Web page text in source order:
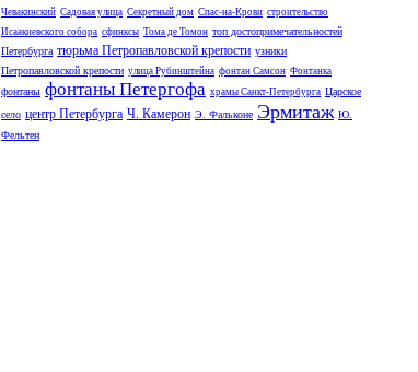
Чевакинский Садовая улица Секретный дом Спас-на-Крови строительство
Исаакиевского собора сфинксы Тома де Томон топ достопримечательностей
Петербурга тюрьма Петропавловской крепости узники
Петропавловской крепости улица Рубинштейна фонтан Самсон Фонтанка
фонтаны фонтаны Петергофа храмы Санкт-Петербурга Царское
село центр Петербурга Ч. Камерон Э. Фальконе Эрмитаж Ю.
Фельтен